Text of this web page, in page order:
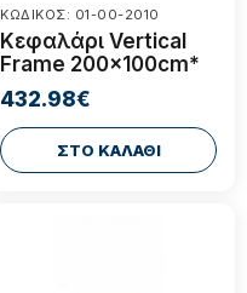
ΚΩΔΙΚΟΣ: 01-00-2010
Κεφαλάρι Vertical
Frame 200x100cm*
432.98€
ΣΤΟ ΚΑΛΑΘΙ